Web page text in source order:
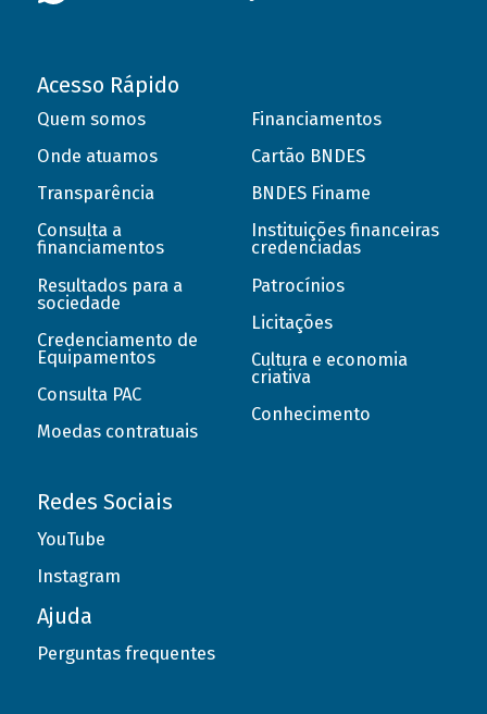
Acesso Rápido
Quem somos
Onde atuamos
Transparência
Consulta a
financiamentos
Resultados para a
sociedade
Credenciamento de
Equipamentos
Consulta PAC
Moedas contratuais
Financiamentos
Cartão BNDES
BNDES Finame
Instituições financeiras
credenciadas
Patrocínios
Licitações
Cultura e economia
criativa
Conhecimento
Redes Sociais
YouTube
Instagram
Ajuda
Perguntas frequentes